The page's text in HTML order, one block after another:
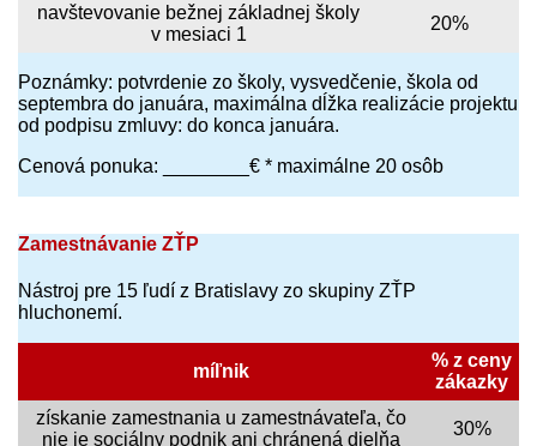
navštevovanie bežnej základnej školy
v mesiaci 1
20%
Poznámky: potvrdenie zo školy, vysvedčenie, škola od
septembra do januára, maximálna dĺžka realizácie projektu
od podpisu zmluvy: do konca januára.
Cenová ponuka: ________€ * maximálne 20 osôb
Zamestnávanie ZŤP
Nástroj pre 15 ľudí z Bratislavy zo skupiny ZŤP
hluchonemí.
míľnik
% z ceny
zákazky
získanie zamestnania u zamest­návateľa, čo
nie je sociálny podnik ani chránená dielňa
30%